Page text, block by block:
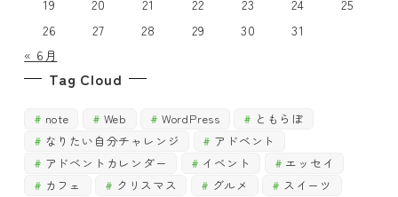
19
20 21 22 23 24
25
26
27 28 29 30
31
« 6月
Tag Cloud
note Web WordPress
ともらぼ
なりたい自分チャレンジ
アドベント
アドベントカレンダー
イベント
エッセイ
カフェ
クリスマス グルメ
スイーツ